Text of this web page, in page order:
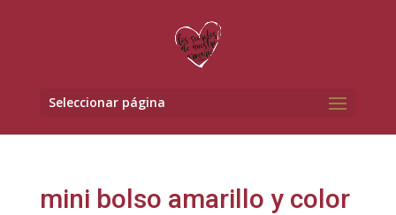
Seleccionar página
mini bolso amarillo y color